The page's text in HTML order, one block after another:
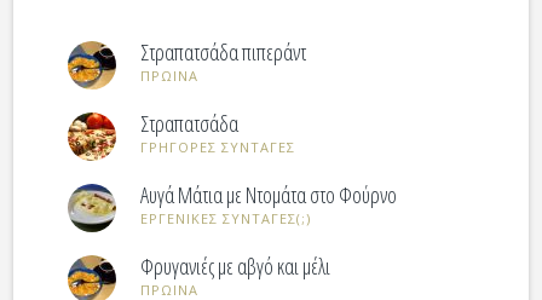
Στραπατσάδα πιπεράντ
ΠΡΩΙΝΑ
Στραπατσάδα
ΓΡΗΓΟΡΕΣ ΣΥΝΤΑΓΕΣ
Αυγά Μάτια με Ντομάτα στο Φούρνο
ΕΡΓΕΝΙΚΕΣ ΣΥΝΤΑΓΕΣ(;)
Φρυγανιές με αβγό και μέλι
ΠΡΩΙΝΑ